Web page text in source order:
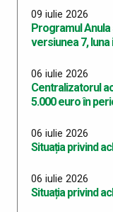
09 iulie 2026
Programul Anula
versiunea 7, luna
06 iulie 2026
Centralizatorul
5.000 euro în
06 iulie 2026
Situația privind
06 iulie 2026
Situația privind